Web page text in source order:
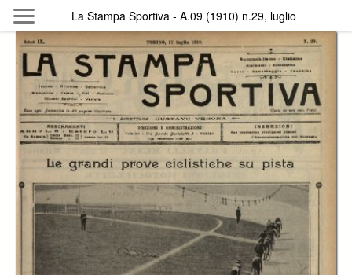
Skip to main content
Byterfly
Follow The Byterfly And Enjoy Open
Knowledge
Policy Collections Providers Exhibitions
Search Term
La Stampa Sportiva - A.09 (1910) n.29, luglio